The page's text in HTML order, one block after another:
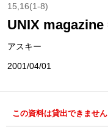
15,16(1-8)
UNIX
アスキー
2001/04/01
この資料は貸出できません